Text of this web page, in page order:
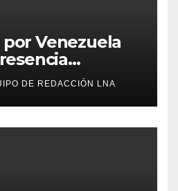
Venezuela
La Ponderosa
de
DE REDACCIÓN LNA